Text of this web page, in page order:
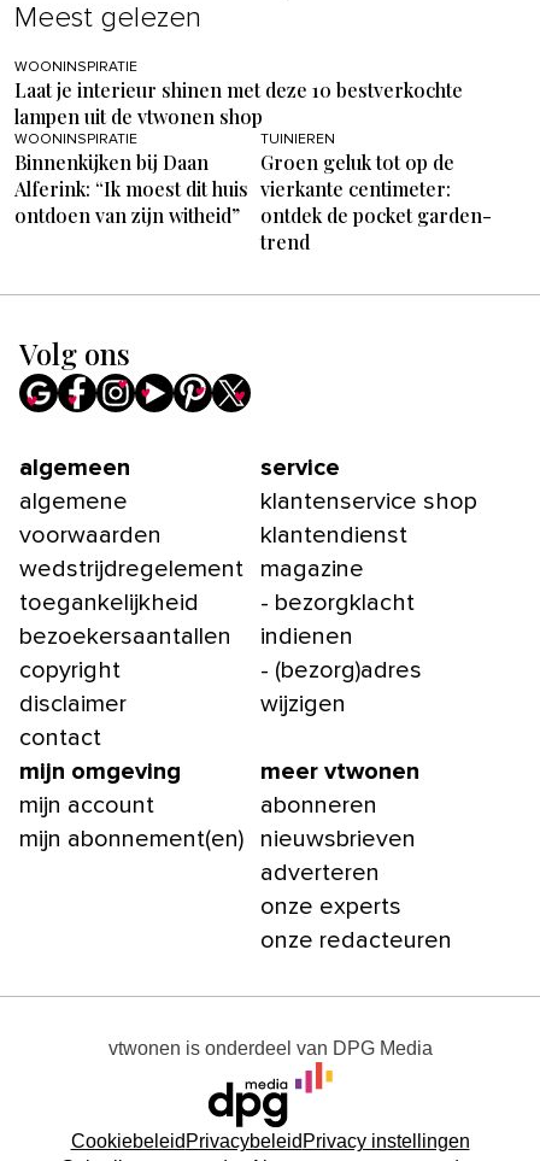
Meest gelezen
WOONINSPIRATIE
Laat je interieur shinen met deze 10 bestverkochte
lampen uit de vtwonen shop
WOONINSPIRATIE
Binnenkijken bij Daan
Alferink: “Ik moest dit huis
ontdoen van zijn witheid”
TUINIEREN
Groen geluk tot op de
vierkante centimeter:
ontdek de pocket garden-
trend
Volg ons
algemeen
algemene
voorwaarden
wedstrijdregelement
toegankelijkheid
bezoekersaantallen
copyright
disclaimer
contact
service
klantenservice shop
klantendienst
magazine
- bezorgklacht
indienen
- (bezorg)adres
wijzigen
mijn omgeving
mijn account
mijn abonnement(en)
meer vtwonen
abonneren
nieuwsbrieven
adverteren
onze experts
onze redacteuren
vtwonen is onderdeel van DPG Media
Cookiebeleid Privacybeleid Privacy instellingen